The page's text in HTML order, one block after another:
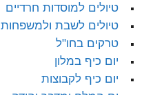
טיולים למוסדות חרדיים
טיולים לשבת ולמשפחות
טרקים בחו"ל
יום כיף במלון
יום כיף לקבוצות